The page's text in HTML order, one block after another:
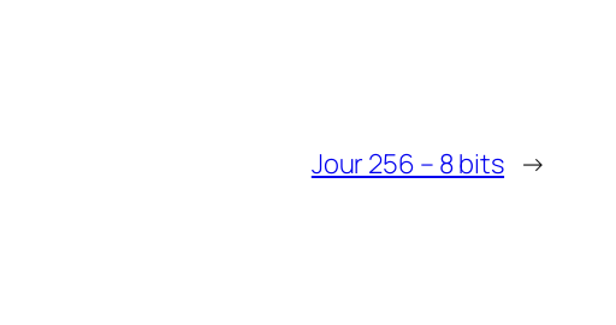
Jour 256 – 8 bits →